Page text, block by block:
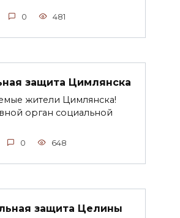
0 481
защита Цимлянска
жители Цимлянска!
орган социальной
0 648
защита Целины